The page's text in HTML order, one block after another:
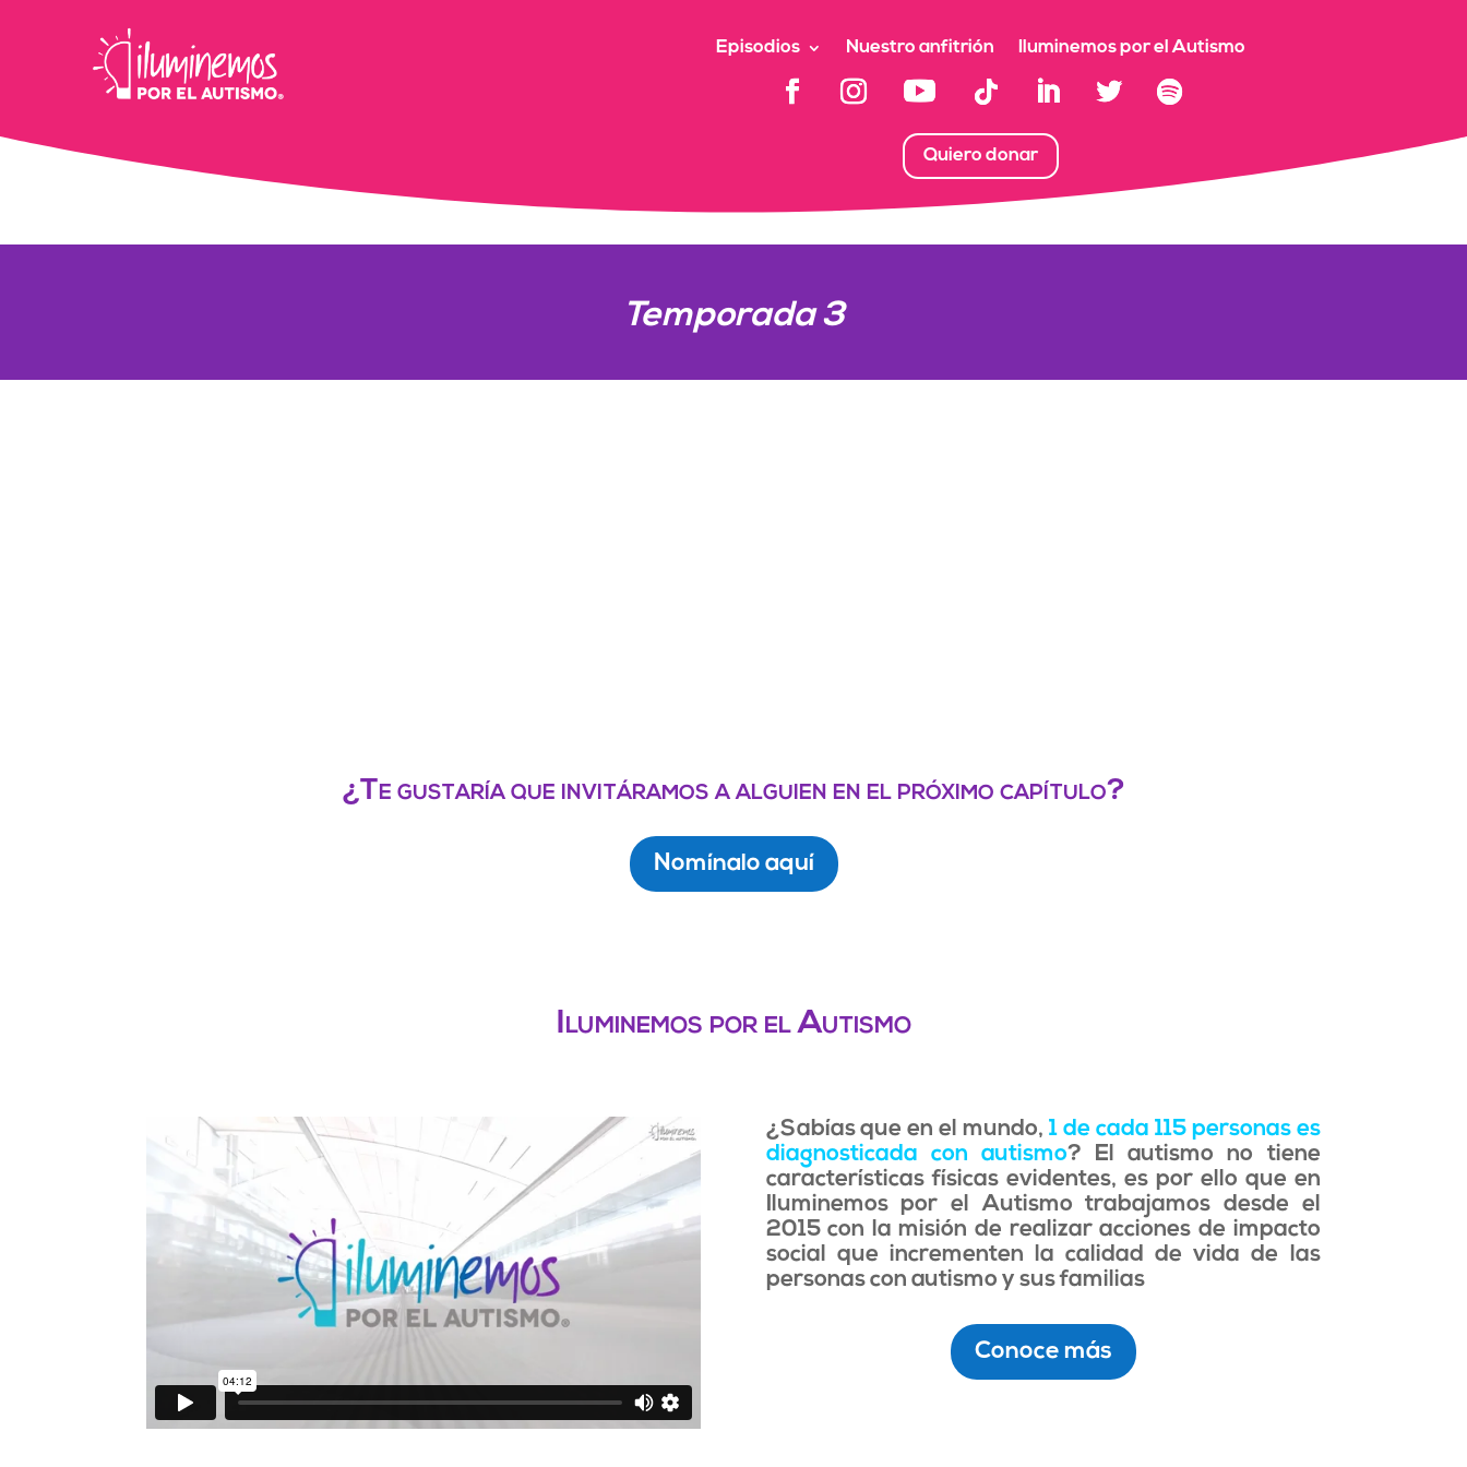
Episodios Nuestro anfitrión Iluminemos por el Autismo
Quiero donar
Temporada 3
¿Te gustaría que invitáramos a alguien en el próximo capítulo?
Nomínalo aquí
Iluminemos por el Autismo
¿Sabías que en el mundo,1 de cada 115 personas es
diagnosticada con autismo? El autismo no tiene
características físicas evidentes, es por ello que en
Iluminemos por el Autismo trabajamos desde el
2015 con la misión de realizar acciones de impacto
social que incrementen la calidad de vida de las
personas con autismo y sus familias
Conoce más